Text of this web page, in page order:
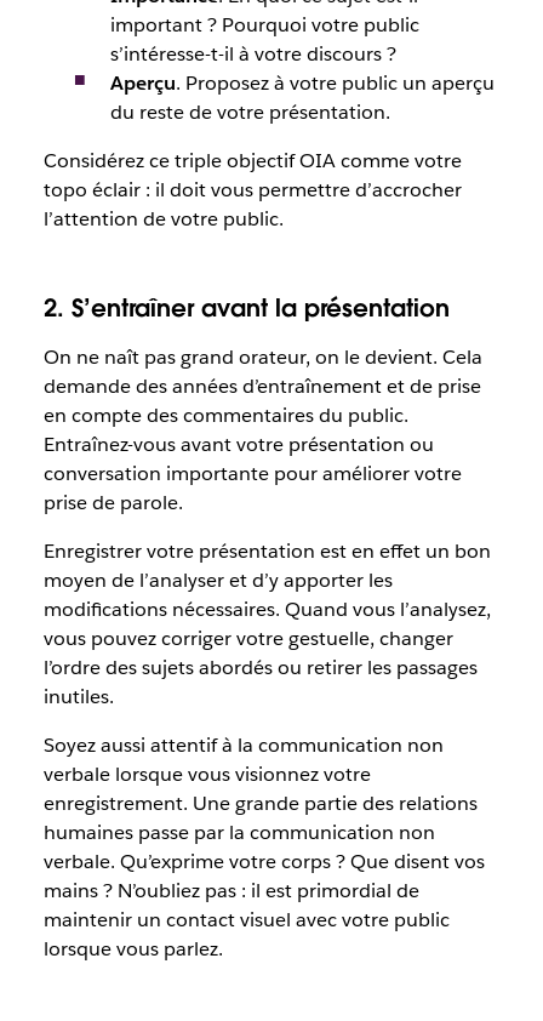
important ? Pourquoi votre public
s’intéresse-t-il à votre discours ?
Aperçu. Proposez à votre public un aperçu
du reste de votre présentation.
Considérez ce triple objectif OIA comme votre
topo éclair : il doit vous permettre d’accrocher
l’attention de votre public.
2. S’entraîner avant la présentation
On ne naît pas grand orateur, on le devient. Cela
demande des années d’entraînement et de prise
en compte des commentaires du public.
Entraînez-vous avant votre présentation ou
conversation importante pour améliorer votre
prise de parole.
Enregistrer votre présentation est en effet un bon
moyen de l’analyser et d’y apporter les
modifications nécessaires. Quand vous l’analysez,
vous pouvez corriger votre gestuelle, changer
l’ordre des sujets abordés ou retirer les passages
inutiles.
Soyez aussi attentif à la communication non
verbale lorsque vous visionnez votre
enregistrement. Une grande partie des relations
humaines passe par la communication non
verbale. Qu’exprime votre corps ? Que disent vos
mains ? N’oubliez pas : il est primordial de
maintenir un contact visuel avec votre public
lorsque vous parlez.